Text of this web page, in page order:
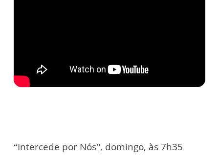
“Intercede por Nós”, domingo, às 7h35